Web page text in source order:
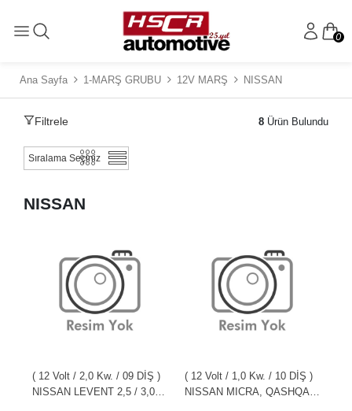
0
Ana Sayfa 1-MARŞ GRUBU 12V MARŞ NISSAN
Filtrele 8 Ürün Bulundu
NISSAN
( 12 Volt / 2,0 Kw. / 09 DİŞ )
NISSAN LEVENT 2,5 / 3,0 /
( 12 Volt / 1,0 Kw. / 10 DİŞ )
NISSAN MICRA, QASHQAI,